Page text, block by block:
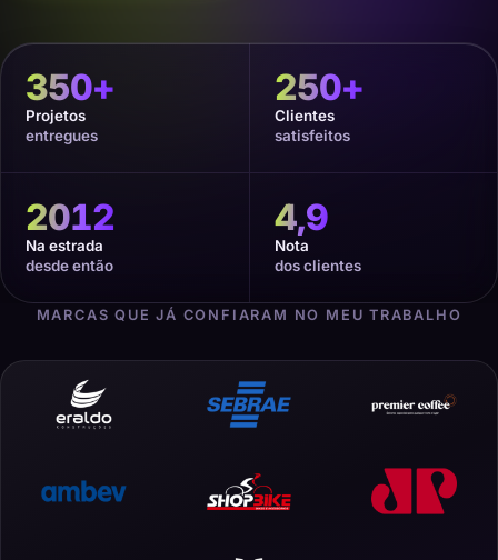
350+
Projetos
entregues
250+
Clientes
satisfeitos
2012
Na estrada
desde então
4,9
Nota
dos clientes
MARCAS QUE JÁ CONFIARAM NO MEU TRABALHO